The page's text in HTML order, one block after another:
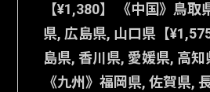
【¥1,380】 《中国》鳥取
県, 広島県, 山口県【
島県, 香川県, 愛媛県, 高知
《九州》福岡県, 佐賀県,